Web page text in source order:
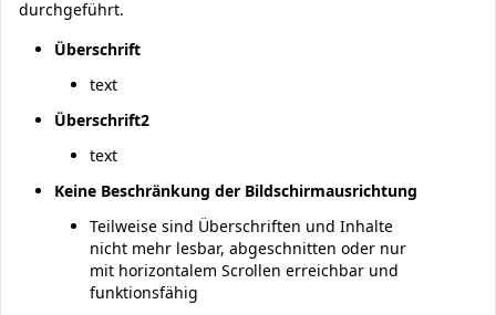
durchgeführt.
Überschrift
text
Überschrift2
text
Keine Beschränkung der Bildschirmausrichtung
Teilweise sind Überschriften und Inhalte
nicht mehr lesbar, abgeschnitten oder nur
mit horizontalem Scrollen erreichbar und
funktionsfähig